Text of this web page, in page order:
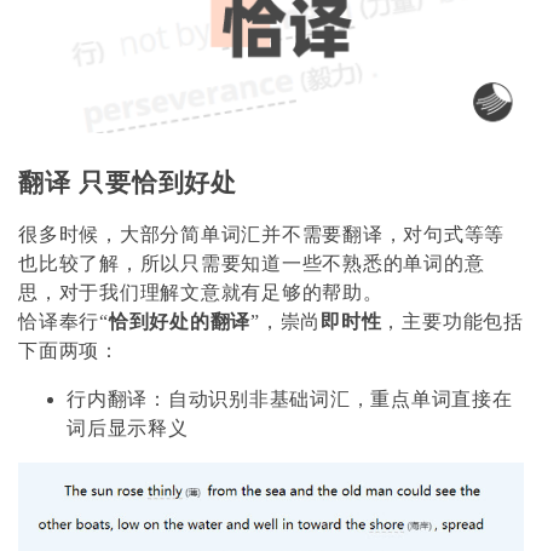
翻译 只要恰到好处
很多时候，大部分简单词汇并不需要翻译，对句式等等
也比较了解，所以只需要知道一些不熟悉的单词的意
思，对于我们理解文意就有足够的帮助。
恰译奉行“恰到好处的翻译”，崇尚 即时性 ，主要功能包括
下面两项：
行内翻译：自动识别非基础词汇，重点单词直接在
词后显示释义